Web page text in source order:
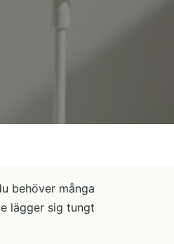
behöver många
lägger sig tungt